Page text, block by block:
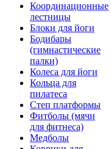
Координационные
лестницы
Блоки для йоги
Бодибары
(гимнастические
палки)
Колеса для йоги
Кольца для
пилатеса
Степ платформы
Фитболы (мячи
для фитнеса)
Медболы